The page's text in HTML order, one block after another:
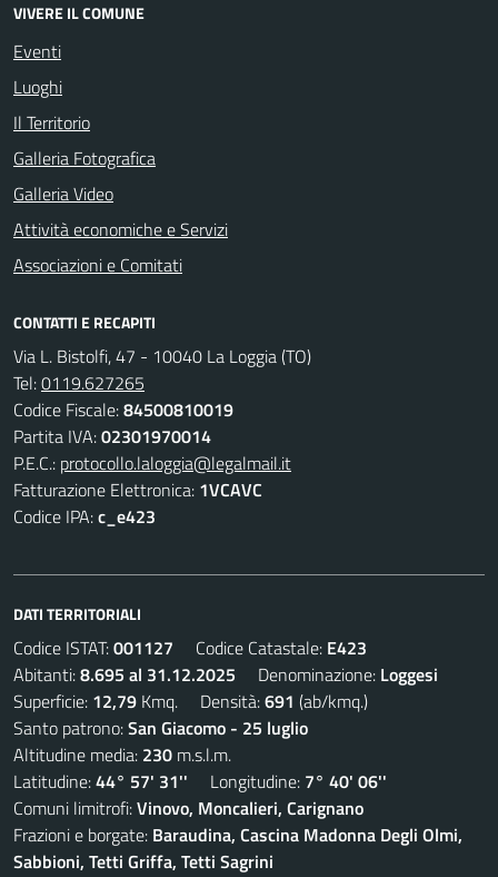
VIVERE IL COMUNE
Eventi
Luoghi
Il Territorio
Galleria Fotografica
Galleria Video
Attività economiche e Servizi
Associazioni e Comitati
CONTATTI E RECAPITI
Via L. Bistolfi, 47 - 10040 La Loggia (TO)
Tel:0119.627265
Codice Fiscale:84500810019
Partita IVA:02301970014
P.E.C.: protocollo.laloggia@legalmail.it
Fatturazione Elettronica: 1VCAVC
Codice IPA:c_e423
DATI TERRITORIALI
Codice ISTAT:001127 Codice Catastale: E423
Abitanti:8.695 al 31.12.2025 Denominazione: Loggesi
Superficie: 12,79 Kmq. Densità:691 (ab/kmq.)
Santo patrono:San Giacomo - 25 luglio
Altitudine media: 230 m.s.l.m.
Latitudine:44° 57' 31'' Longitudine: 7° 40' 06''
Comuni limitrofi:Vinovo, Moncalieri, Carignano
Frazioni e borgate: Baraudina, Cascina Madonna Degli Olmi,
Sabbioni, Tetti Griffa, Tetti Sagrini